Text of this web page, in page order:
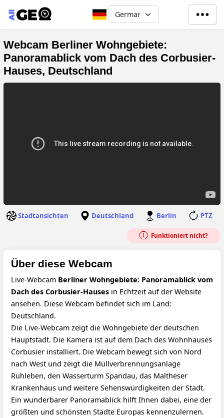
Direkt zum Inhalt
Select your language
Webcam Berliner Wohngebiete:
Panoramablick vom Dach des Corbusier-
Hauses, Deutschland
Stadtansichten Deutschland Berlin PTZ
Funktioniert nicht?
Über diese Webcam
Live-Webcam Berliner Wohngebiete: Panoramablick vom
Dach des Corbusier-Hauses in Echtzeit auf der Website
ansehen. Diese Webcam befindet sich im Land:
Deutschland.
Die Live-Webcam zeigt die Wohngebiete der deutschen
Hauptstadt. Die Kamera ist auf dem Dach des Wohnhauses
Corbusier installiert. Die Webcam bewegt sich von Nord
nach West und zeigt die Müllverbrennungsanlage
Ruhleben, den Wasserturm Spandau, das Maltheser
Krankenhaus und weitere Sehenswürdigkeiten der Stadt.
Ein wunderbarer Panoramablick hilft Ihnen dabei, eine der
größten und schönsten Städte Europas kennenzulernen.